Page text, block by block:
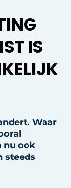
IS
Waar
nu ook
steeds